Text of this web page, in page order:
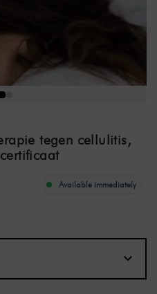
tegen cellulitis,
Available immediately